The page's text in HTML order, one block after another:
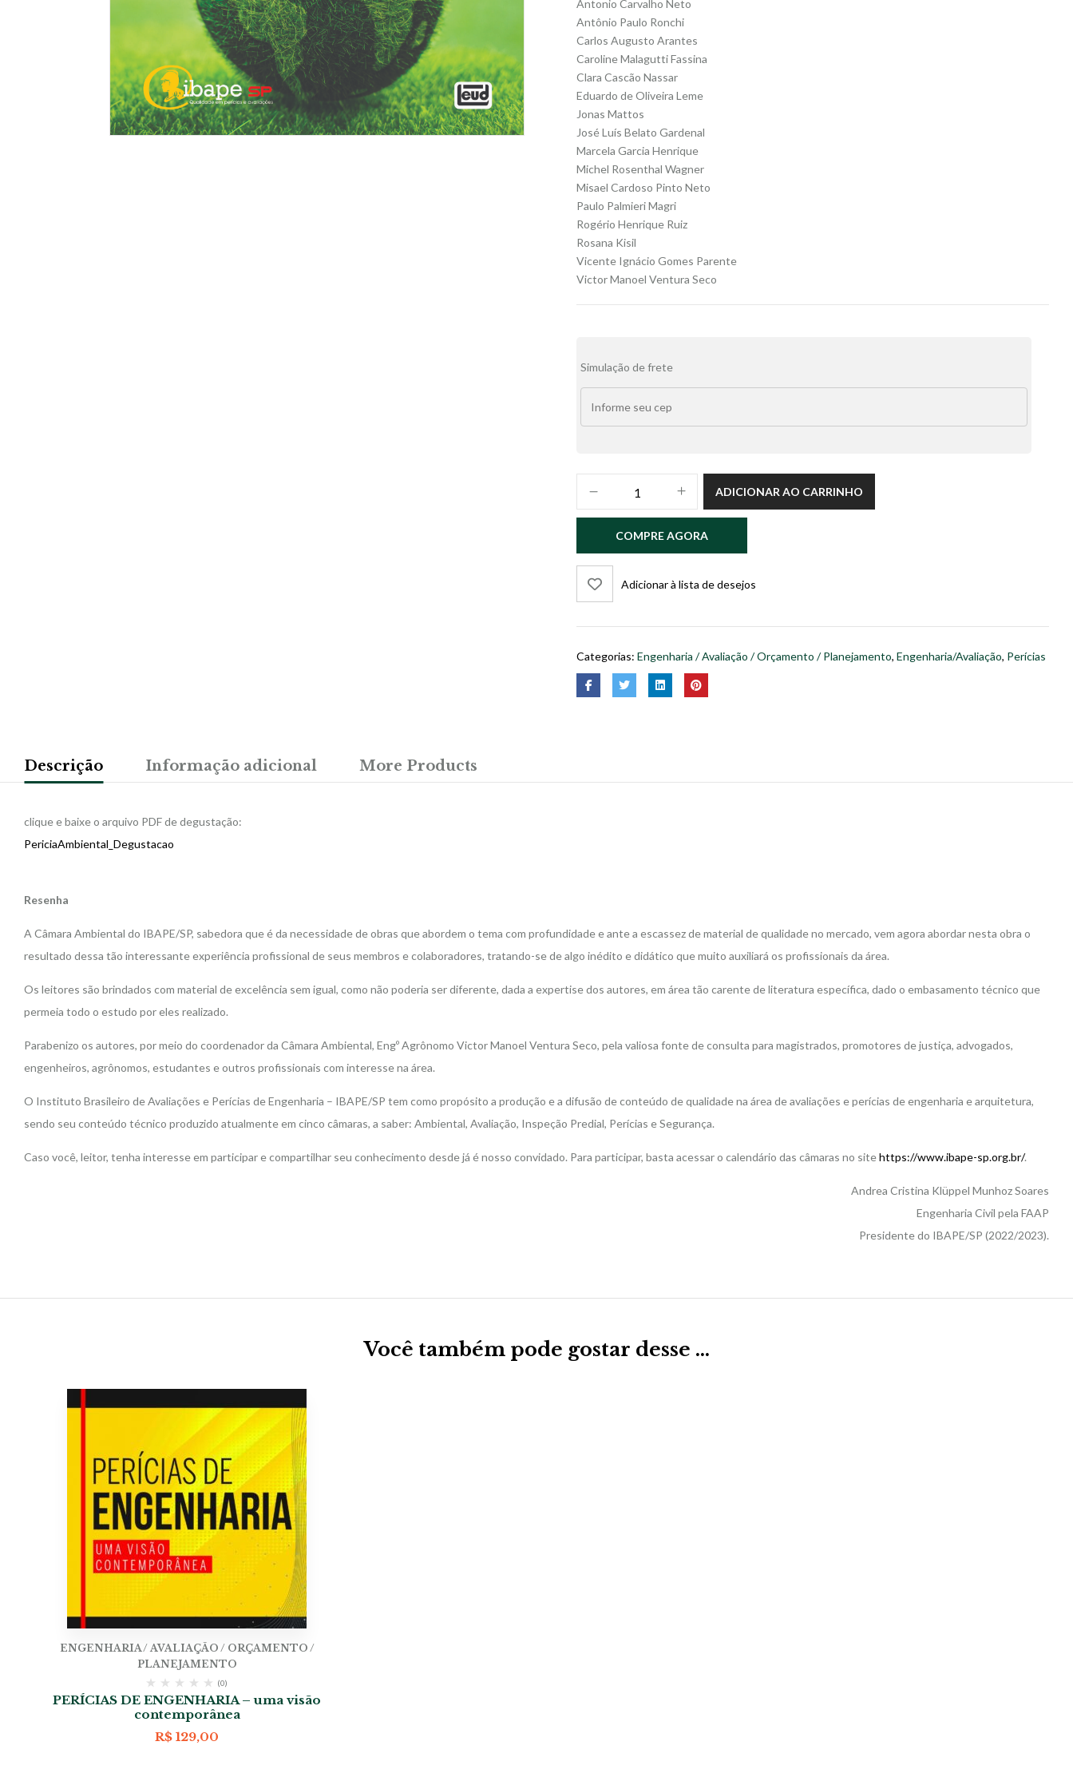
Antonio Carvalho Neto
Antônio Paulo Ronchi
Carlos Augusto Arantes
Caroline Malagutti Fassina
Clara Cascão Nassar
Eduardo de Oliveira Leme
Jonas Mattos
José Luís Belato Gardenal
Marcela Garcia Henrique
Michel Rosenthal Wagner
Misael Cardoso Pinto Neto
Paulo Palmieri Magri
Rogério Henrique Ruiz
Rosana Kisil
Vicente Ignácio Gomes Parente
Victor Manoel Ventura Seco
Simulação de frete
AMBIENTAL
–
Expertises
e
abordagens
ambientais
ADICIONAR AO CARRINHO
COMPRE AGORA
Adicionar à lista de desejos
Categorias: Engenharia / Avaliação / Orçamento / Planejamento, Engenharia/Avaliação, Perícias
Descrição Informação adicional More Products
clique e baixe o arquivo PDF de degustação:
PericiaAmbiental_Degustacao
Resenha
A Câmara Ambiental do IBAPE/SP, sabedora que é da necessidade de obras que abordem o tema com profundidade e ante a escassez de material de qualidade no mercado, vem agora abordar nesta obra o
resultado dessa tão interessante experiência profissional de seus membros e colaboradores, tratando-se de algo inédito e didático que muito auxiliará os profissionais da área.
Os leitores são brindados com material de excelência sem igual, como não poderia ser diferente, dada a expertise dos autores, em área tão carente de literatura específica, dado o embasamento técnico que
permeia todo o estudo por eles realizado.
Parabenizo os autores, por meio do coordenador da Câmara Ambiental, Engº Agrônomo Victor Manoel Ventura Seco, pela valiosa fonte de consulta para magistrados, promotores de justiça, advogados,
engenheiros, agrônomos, estudantes e outros profissionais com interesse na área.
O Instituto Brasileiro de Avaliações e Perícias de Engenharia – IBAPE/SP tem como propósito a produção e a difusão de conteúdo de qualidade na área de avaliações e perícias de engenharia e arquitetura,
sendo seu conteúdo técnico produzido atualmente em cinco câmaras, a saber: Ambiental, Avaliação, Inspeção Predial, Perícias e Segurança.
Caso você, leitor, tenha interesse em participar e compartilhar seu conhecimento desde já é nosso convidado. Para participar, basta acessar o calendário das câmaras no sitehttps://www.ibape-sp.org.br/.
Andrea Cristina Klüppel Munhoz Soares
Engenharia Civil pela FAAP
Presidente do IBAPE/SP (2022/2023).
Você também pode gostar desse …
ENGENHARIA / AVALIAÇÃO / ORÇAMENTO /
PLANEJAMENTO
(0)
PERÍCIAS DE ENGENHARIA – uma visão
contemporânea
R$ 129,00